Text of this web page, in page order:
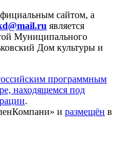
сайтом, а
является
Муниципального
Дом культуры и
программным
находящемся под
.
и размещён в